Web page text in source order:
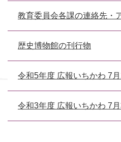
教育委員会各課の連絡先・
歴史博物館の刊行物
令和5年度 広報いちかわ 7
令和3年度 広報いちかわ 7